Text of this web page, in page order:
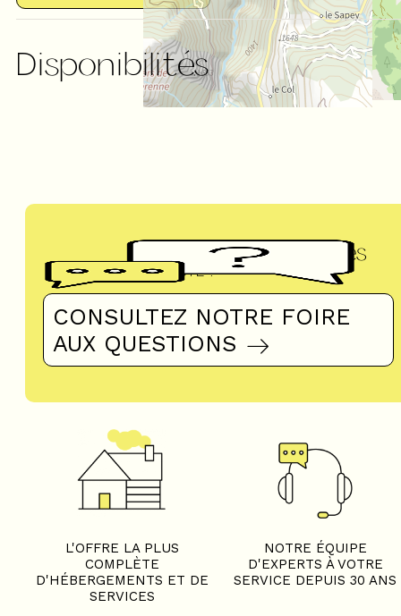
Disponibilités
Questions fréquentes
UN DOUTE ?
CONSULTEZ NOTRE FOIRE
AUX QUESTIONS
L'OFFRE LA PLUS
COMPLÈTE
D'HÉBERGEMENTS ET DE
SERVICES
NOTRE ÉQUIPE
D'EXPERTS À VOTRE
SERVICE DEPUIS 30 ANS